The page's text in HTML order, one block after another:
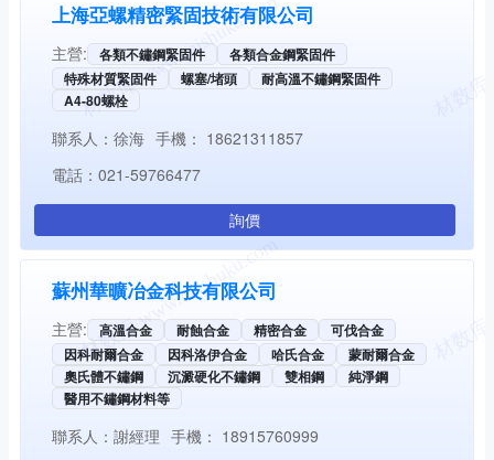
上海亞螺精密緊固技術有限公司
主營: 各類不鏽鋼緊固件
各類合金鋼緊固件
特殊材質緊固件
螺塞/堵頭
耐高溫不鏽鋼緊固件
A4-80螺栓
聯系人： 徐海 手機： 18621311857
電話： 021-59766477
詢價
蘇州華曠冶金科技有限公司
主營: 高溫合金 耐蝕合金 精密合金
可伐合金
因科耐爾合金
因科洛伊合金 哈氏合金
蒙耐爾合金
奧氏體不鏽鋼
沉澱硬化不鏽鋼 雙相鋼
純淨鋼
醫用不鏽鋼材料等
聯系人： 謝經理 手機： 18915760999